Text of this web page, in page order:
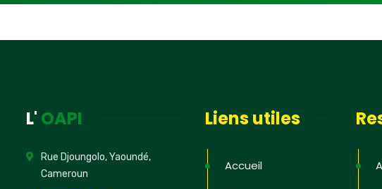
L' OAPI
Rue Djoungolo, Yaoundé,
Cameroun
Liens utiles
Accueil
Inscrivez-vous pour
PI dans les Etats, les